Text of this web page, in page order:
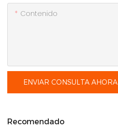
Contenido
ENVIAR CONSULTA AHORA
Recomendado